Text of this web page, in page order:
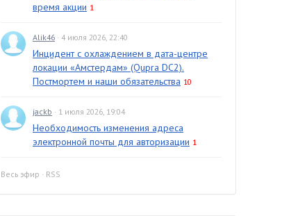
время акции 1
Alik46 · 4 июля 2026, 22:40
Инцидент с охлаждением в дата-центре
локации «Амстердам» (Qupra DC2).
Постмортем и наши обязательства 10
jackb · 1 июля 2026, 19:04
Необходимость изменения адреса
электронной почты для авторизации 1
Весь эфир · RSS